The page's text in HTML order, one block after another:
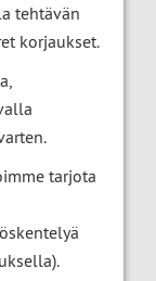
tehtävän
korjaukset.
tarjota